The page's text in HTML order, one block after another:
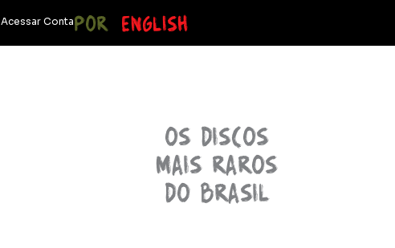
Acessar ContaPOR ENGLISH
OS discos
mais raros
do brasil